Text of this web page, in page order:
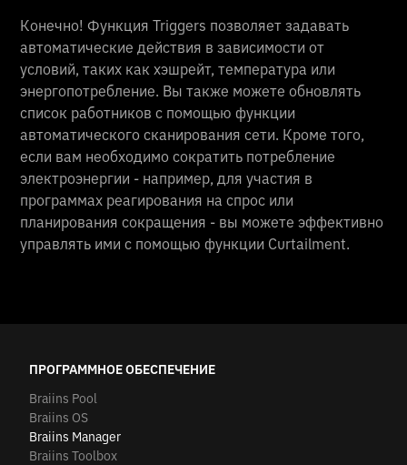
Конечно! Функция Triggers позволяет задавать
автоматические действия в зависимости от
условий, таких как хэшрейт, температура или
энергопотребление. Вы также можете обновлять
список работников с помощью функции
автоматического сканирования сети. Кроме того,
если вам необходимо сократить потребление
электроэнергии - например, для участия в
программах реагирования на спрос или
планирования сокращения - вы можете эффективно
управлять ими с помощью функции Curtailment.
ПРОГРАММНОЕ ОБЕСПЕЧЕНИЕ
Braiins Pool
Braiins OS
Braiins Manager
Braiins Toolbox